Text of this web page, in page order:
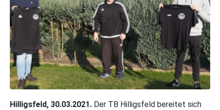
Hilligsfeld, 30.03.2021. Der TB Hilligsfeld bereitet sich